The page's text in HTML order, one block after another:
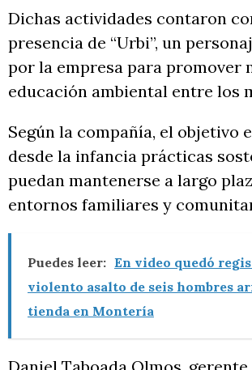
Dichas actividades contaron
presencia de “Urbi”, un
por la empresa para promover
educación ambiental entre los
Según la compañía, el objetivo
desde la infancia prácticas
puedan mantenerse a largo
entornos familiares y
Puedes leer: En video quedó
violento asalto de seis hombres
tienda en Montería